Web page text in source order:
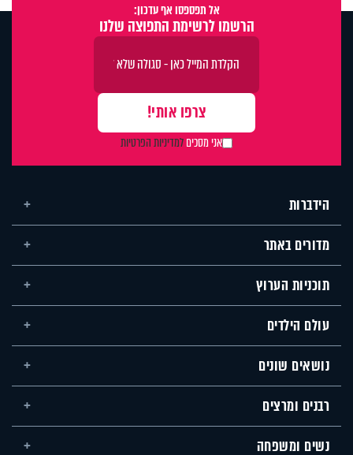
אל תפספסו אף עדכון:
הרשמו לרשימת התפוצה שלנו
אני מסכיםלמדיניות הפרטיות
הידברות
מדורים באתר
תוכניות הערוץ
עולם הילדים
נושאים שונים
רבנים ומרצים
נשים ומשפחה